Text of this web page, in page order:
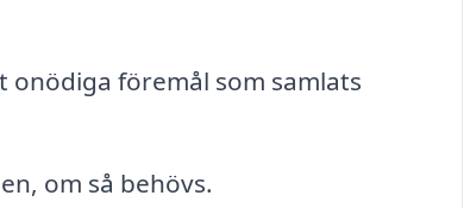
onödiga föremål som samlats
om så behövs.